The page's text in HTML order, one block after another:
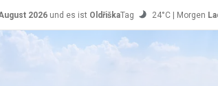
2026und es ist OldřiškaTag 24°C | Morgen
28°C